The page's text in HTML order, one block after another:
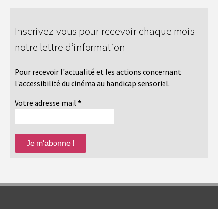
Inscrivez-vous pour recevoir chaque mois
notre lettre d’information
Pour recevoir l'actualité et les actions concernant
l'accessibilité du cinéma au handicap sensoriel.
Votre adresse mail *